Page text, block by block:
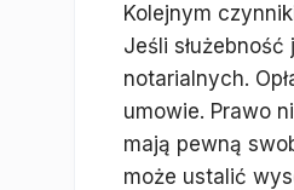
Kolejnym
Jeśli
notarialnych.
umowie. Prawo
mają pewną
może ustalić